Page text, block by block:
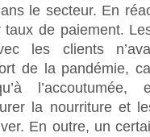
le secteur. En
taux de paiement.
les clients
de la pandémie,
la nourriture et
En outre, un